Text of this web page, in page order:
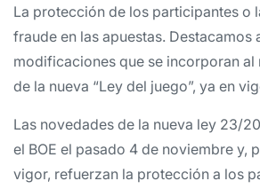
La protección de los participantes o
fraude en las apuestas. Destacamos
modificaciones que se incorporan
de la nueva “Ley del juego”, ya en
Las novedades de la nueva ley 23/
el BOE el pasado 4 de noviembre y,
vigor, refuerzan la protección a los